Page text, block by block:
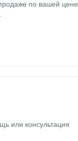
по вашей цене
или консультация